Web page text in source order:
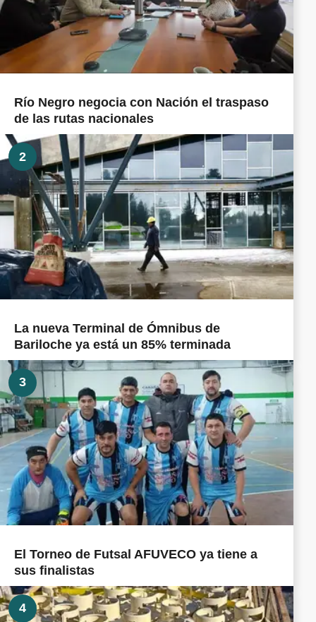
Río Negro negocia con Nación el traspaso
de las rutas nacionales
2
La nueva Terminal de Ómnibus de
Bariloche ya está un 85% terminada
3
El Torneo de Futsal AFUVECO ya tiene a
sus finalistas
4